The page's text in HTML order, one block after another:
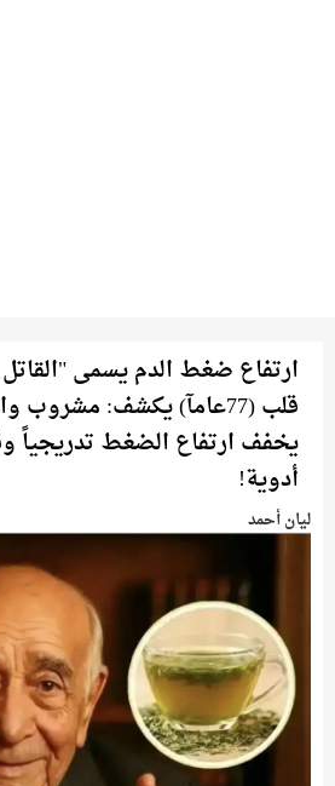
ارتفاع ضغط الدم يسمى
قلب (77عامآ) يكشف:
يخفف ارتفاع الضغط تدريجياً
أدوية!
ليان أحمد